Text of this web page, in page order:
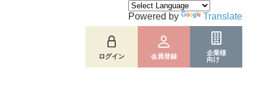
ログイン 会員登録
企業様
向け
Powered by Translate